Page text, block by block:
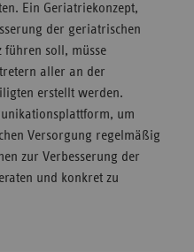
Ein Geriatriekonzept,
der geriatrischen
soll, müsse
aller an der
erstellt werden.
um
Versorgung regelmäßig
zur Verbesserung der
und konkret zu